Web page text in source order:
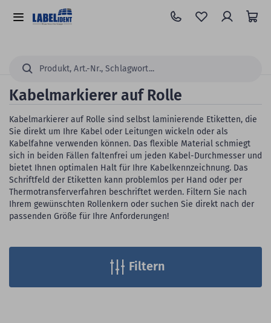
Hauptinhalt
springen
Alle
Suchen...
Kabelmarkierer auf Rolle
Kabelmarkierer auf Rolle sind selbst laminierende Etiketten, die
Sie direkt um Ihre Kabel oder Leitungen wickeln oder als
Kabelfahne verwenden können. Das flexible Material schmiegt
sich in beiden Fällen faltenfrei um jeden Kabel-Durchmesser und
bietet Ihnen optimalen Halt für Ihre Kabelkennzeichnung. Das
Schriftfeld der Etiketten kann problemlos per Hand oder per
Thermotransferverfahren beschriftet werden. Filtern Sie nach
Ihrem gewünschten Rollenkern oder suchen Sie direkt nach der
passenden Größe für Ihre Anforderungen!
Filtern